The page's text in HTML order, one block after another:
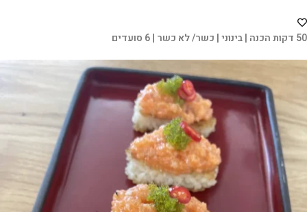
50 דקות הכנה | בינוני | כשר/ לא כשר | 6 סועדים